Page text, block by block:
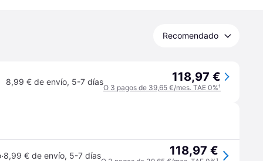
Recomendado
8,99 € de envío, 5-7 días 118,97 €
O 3 pagos de 39,65 €/mes. TAE 0%¹
·8,99 € de envío, 5-7 días 118,97 €